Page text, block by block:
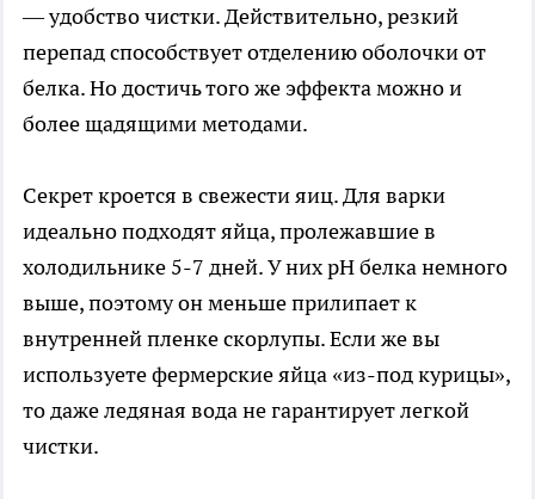
— удобство чистки. Действительно, резкий
перепад способствует отделению оболочки от
белка. Но достичь того же эффекта можно и
более щадящими методами.
Секрет кроется в свежести яиц. Для варки
идеально подходят яйца, пролежавшие в
холодильнике 5-7 дней. У них pH белка немного
выше, поэтому он меньше прилипает к
внутренней пленке скорлупы. Если же вы
используете фермерские яйца «из-под курицы»,
то даже ледяная вода не гарантирует легкой
чистки.